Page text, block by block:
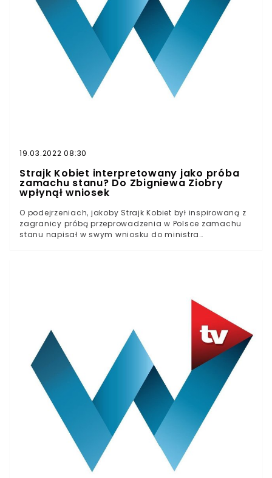
19.03.2022 08:30
Strajk Kobiet interpretowany jako próba
zamachu stanu? Do Zbigniewa Ziobry
wpłynął wniosek
O podejrzeniach, jakoby Strajk Kobiet był inspirowaną z
zagranicy próbą przeprowadzenia w Polsce zamachu
stanu napisał w swym wniosku do ministra